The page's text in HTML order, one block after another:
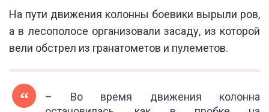
На пути движения колонны боевики вырыли ров,
а в лесополосе организовали засаду, из которой
вели обстрел из гранатометов и пулеметов.
– Во время движения колонна